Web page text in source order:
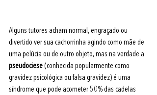
Alguns tutores acham normal, engraçado ou
divertido ver sua cachorrinha agindo como mãe de
uma pelúcia ou de outro objeto, mas na verdade a
pseudociese(conhecida popularmente como
gravidez psicológica ou falsa gravidez) é uma
síndrome que pode acometer 50% das cadelas